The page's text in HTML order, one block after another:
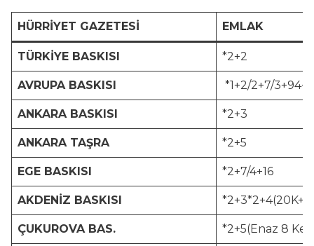
HÜRRİYET GAZETESİ EMLAK
TÜRKİYE BASKISI *2+2
AVRUPA BASKISI *1+2/2+7/
ANKARA BASKISI *2+3
ANKARA TAŞRA *2+5
EGE BASKISI *2+7/4+16
AKDENİZ BASKISI
ÇUKUROVA BAS. *2+5(Enaz 8